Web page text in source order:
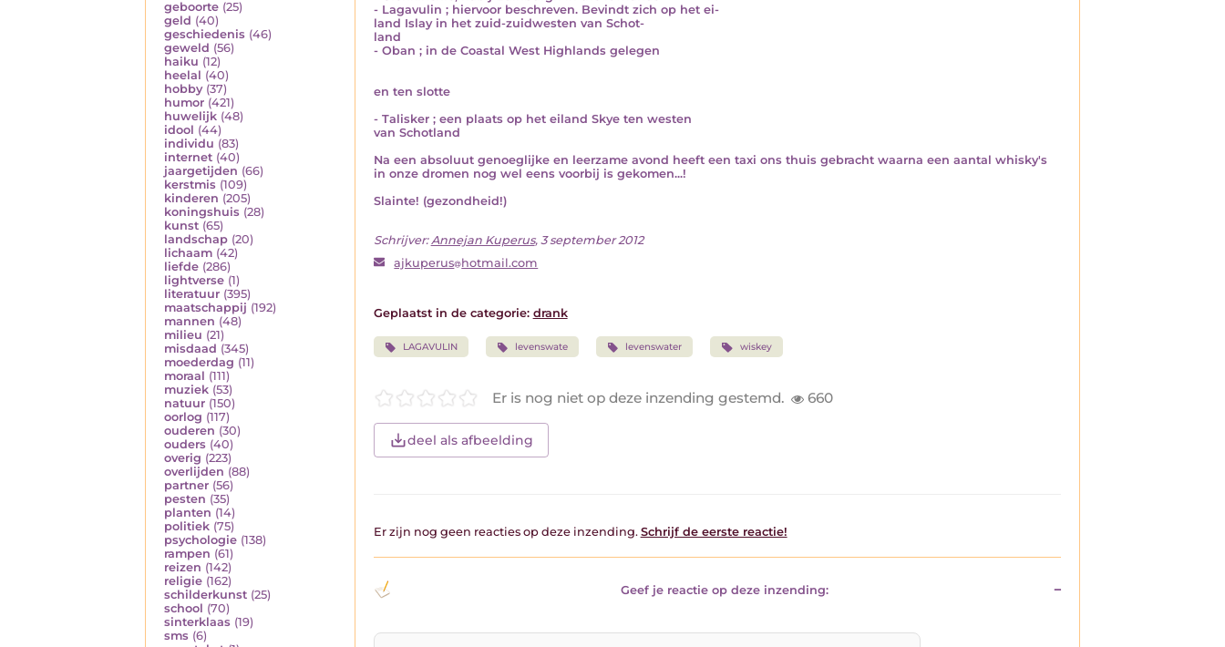
geboorte (25)
geld (40)
geschiedenis (46)
geweld (56)
haiku (12)
heelal (40)
hobby (37)
humor (421)
huwelijk (48)
idool (44)
individu (83)
internet (40)
jaargetijden (66)
kerstmis (109)
kinderen (205)
koningshuis (28)
kunst (65)
landschap (20)
lichaam (42)
liefde (286)
lightverse (1)
literatuur (395)
maatschappij (192)
mannen (48)
milieu (21)
misdaad (345)
moederdag (11)
moraal (111)
muziek (53)
natuur (150)
oorlog (117)
ouderen (30)
ouders (40)
overig (223)
overlijden (88)
partner (56)
pesten (35)
planten (14)
politiek (75)
psychologie (138)
rampen (61)
reizen (142)
religie (162)
schilderkunst (25)
school (70)
sinterklaas (19)
sms (6)
- Lagavulin ; hiervoor beschreven. Bevindt zich op het ei-
land Islay in het zuid-zuidwesten van Schot-
land
- Oban ; in de Coastal West Highlands gelegen
en ten slotte
- Talisker ; een plaats op het eiland Skye ten westen
van Schotland
Na een absoluut genoeglijke en leerzame avond heeft een taxi ons thuis gebracht waarna een aantal whisky's
in onze dromen nog wel eens voorbij is gekomen...!
Slainte! (gezondheid!)
Schrijver: Annejan Kuperus, 3 september 2012
ajkuperus hotmail.com
Geplaatst in de categorie: drank
LAGAVULIN levenswate levenswater wiskey
Er is nog niet op deze inzending gestemd. 660
deel als afbeelding
Er zijn nog geen reacties op deze inzending. Schrijf de eerste reactie!
Geef je reactie op deze inzending: